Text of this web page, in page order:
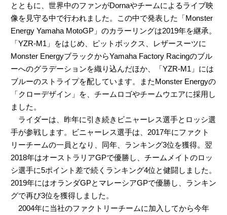
とともに、世界中のファンがDornaやチームによるライブ映
像を見守る中で行われました。この中で発表した「Monster
Energy Yamaha MotoGP」のカラーリングは2019年を継承。
「YZR-M1」をはじめ、ピットボックス、レザースーツに
Monster EnergyブラックからYamaha Factory Racingのブル
ーへのグラデーションを織り込んだほか、「YZR-M1」には
ブルーのストライプを配しています。またMonster Energyの
「クローデザイン」を、チームロゴやチームウエアに採用し
ました。
ライダーは、昨年に引き続きビニャーレス選手とロッシ選
手が参戦します。ビニャーレス選手は、2017年にファクト
リーチームの一員となり、同年、ランキング3位を獲得。翌
2018年はオーストラリアGPで優勝し、チームメイトのロッ
シ選手に5ポイント差で続くランキング4位と健闘しました。
2019年にはオランダGPとマレーシアGPで優勝し、ランキン
グで再び3位を獲得しました。
2004年に当社のファクトリーチームに加入してから今年